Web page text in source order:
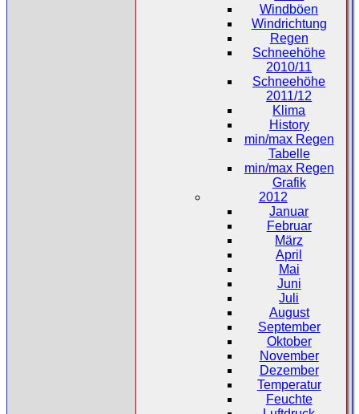
Windböen
Windrichtung
Regen
Schneehöhe
2010/11
Schneehöhe
2011/12
Klima
History
min/max Regen
Tabelle
min/max Regen
Grafik
2012
Januar
Februar
März
April
Mai
Juni
Juli
August
September
Oktober
November
Dezember
Temperatur
Feuchte